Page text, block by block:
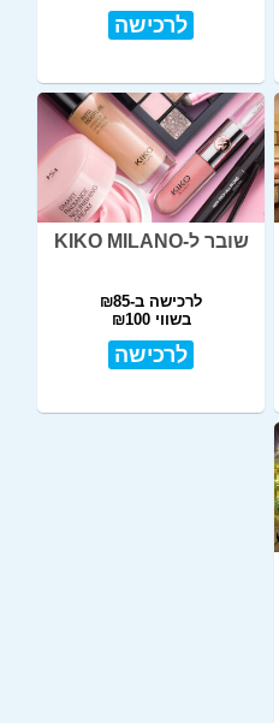
לרכישה
שובר ל-KIKO MILANO
לרכישה ב-₪85
בשווי ₪100
לרכישה